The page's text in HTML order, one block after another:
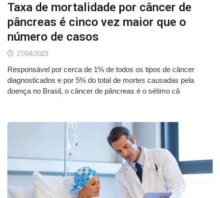
Taxa de mortalidade por câncer de
pâncreas é cinco vez maior que o
número de casos
27/04/2023
Responsável por cerca de 1% de todos os tipos de câncer
diagnosticados e por 5% do total de mortes causadas pela
doença no Brasil, o câncer de pâncreas é o sétimo câ